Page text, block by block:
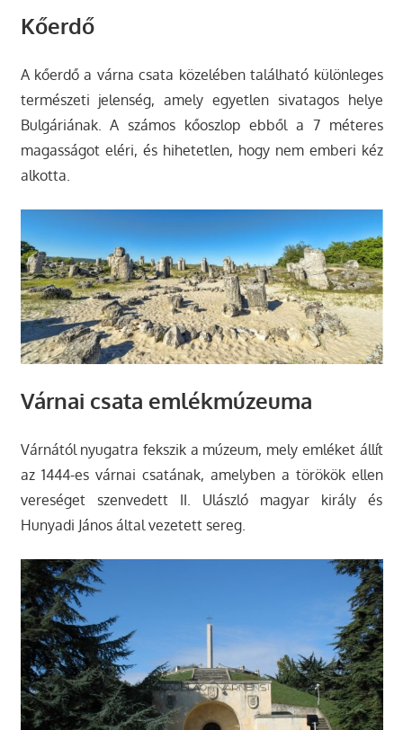
Kőerdő
A kőerdő a várna csata közelében található különleges
természeti jelenség, amely egyetlen sivatagos helye
Bulgáriának. A számos kőoszlop ebből a 7 méteres
magasságot eléri, és hihetetlen, hogy nem emberi kéz
alkotta.
Várnai csata emlékmúzeuma
Várnától nyugatra fekszik a múzeum, mely emléket állít
az 1444-es várnai csatának, amelyben a törökök ellen
vereséget szenvedett II. Ulászló magyar király és
Hunyadi János által vezetett sereg.